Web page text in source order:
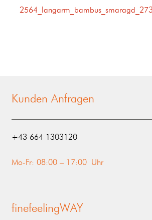
Kunden Anfragen
‭+43 664 1303120‬
Mo-Fr: 08:00 – 17:00 Uhr
finefeelingWAY